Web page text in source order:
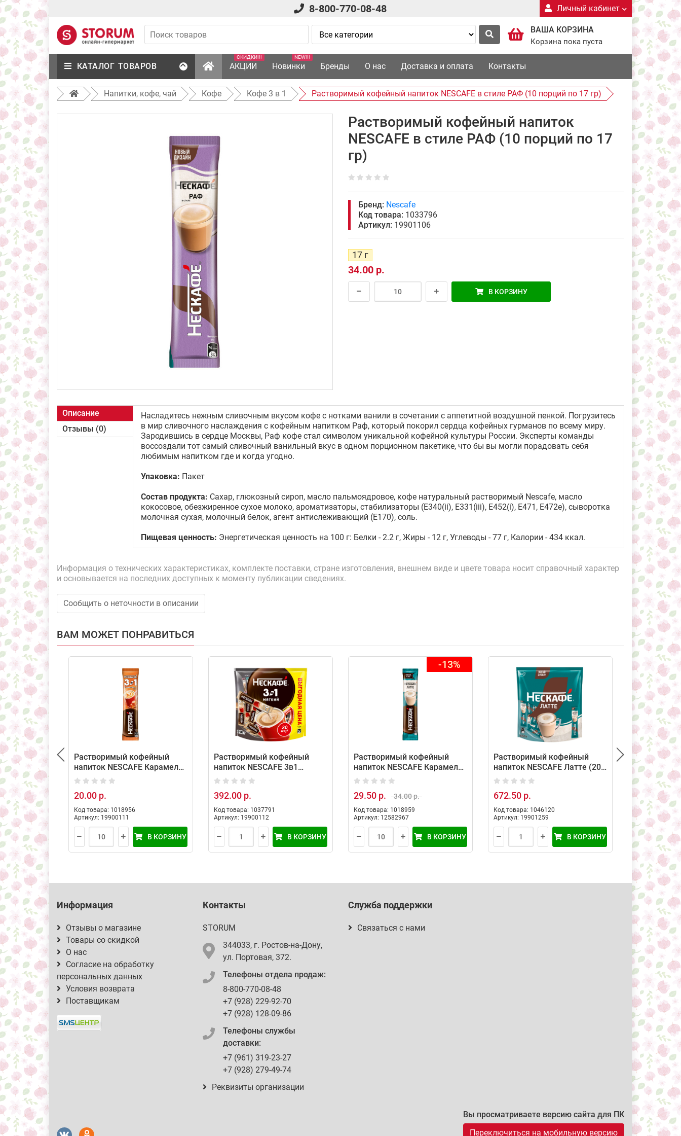
8-800-770-08-48 Личный кабинет
ВАША КОРЗИНА
Корзина пока пуста
КАТАЛОГ ТОВАРОВ АКЦИИ
СКИДКИ!!!
Новинки
NEW!!!
Бренды О нас Доставка и оплата Контакты
Напитки, кофе, чай Кофе Кофе 3 в 1 Растворимый кофейный напиток NESCAFE в стиле РАФ (10 порций по 17 гр)
Растворимый кофейный напиток
NESCAFE в стиле РАФ (10 порций по 17
гр)
Бренд: Nescafe
Код товара: 1033796
Артикул: 19901106
17 г
34.00 р.
В КОРЗИНУ
Описание
Отзывы (0)
Насладитесь нежным сливочным вкусом кофе с нотками ванили в сочетании с аппетитной воздушной пенкой. Погрузитесь
в мир сливочного наслаждения с кофейным напитком Раф, который покорил сердца кофейных гурманов по всему миру.
Зародившись в сердце Москвы, Раф кофе стал символом уникальной кофейной культуры России. Эксперты команды
воссоздали тот самый сливочный ванильный вкус в одном порционном пакетике, что бы вы могли порадовать себя
любимым напитком где и когда угодно.
Упаковка: Пакет
Состав продукта: Сахар, глюкозный сироп, масло пальмоядровое, кофе натуральный растворимый Nescafе, масло
кокосовое, обезжиренное сухое молоко, ароматизаторы, стабилизаторы (Е340(ii), Е331(iii), Е452(i), Е471, Е472e), сыворотка
молочная сухая, молочный белок, агент антислеживающий (Е170), соль.
Пищевая ценность: Энергетическая ценность на 100 г: Белки - 2.2 г, Жиры - 12 г, Углеводы - 77 г, Калории - 434 ккал.
Информация о технических характеристиках, комплекте поставки, стране изготовления, внешнем виде и цвете товара носит справочный характер
и основывается на последних доступных к моменту публикации сведениях.
Сообщить о неточности в описании
ВАМ МОЖЕТ ПОНРАВИТЬСЯ
Растворимый кофейный
напиток NESCAFE Карамель
(10 порций по 14,5г)
20.00 р.
Код товара: 1018956
Артикул: 19900111
В КОРЗИНУ
Растворимый кофейный
напиток NESCAFE 3в1
Мягкий (20 порций по 14.5г )
392.00 р.
Код товара: 1037791
Артикул: 19900112
В КОРЗИНУ
-13%
Растворимый кофейный
напиток NESCAFE Карамель
(20 порций по 14,5г)
29.50 р. 34.00 р.
Код товара: 1018959
Артикул: 12582967
В КОРЗИНУ
Растворимый кофейный
напиток NESCAFE Латте (20
порций по 18г)
672.50 р.
Код товара: 1046120
Артикул: 19901259
В КОРЗИНУ
напиток
Капучино
29.50 р.
Код товара:
Артикул:
Информация
Отзывы о магазине
Товары со скидкой
О нас
Согласие на обработку
персональных данных
Условия возврата
Поставщикам
Контакты
STORUM
344033, г. Ростов-на-Дону,
ул. Портовая, 372.
Телефоны отдела продаж:
8-800-770-08-48
+7 (928) 229-92-70
+7 (928) 128-09-86
Телефоны службы
доставки:
+7 (961) 319-23-27
+7 (928) 279-49-74
Реквизиты организации
Служба поддержки
Связаться с нами
Вы просматриваете версию сайта для ПК
Переключиться на мобильную версию